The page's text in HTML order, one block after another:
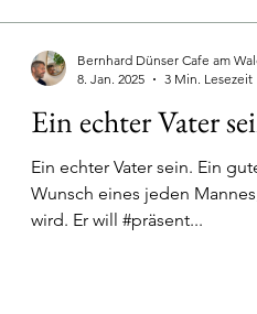
Ein echter Vater
Ein echter Vater sein. Ein
Wunsch eines jeden
wird. Er will #präsent...
Bernhard Dünser Cafe am
8. Jan. 2025
3 Min. Lesezeit